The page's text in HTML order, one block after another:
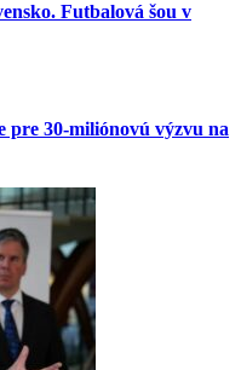
Futbalová šou v
pre 30-miliónovú výzvu na